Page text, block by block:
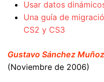
Usar datos
Una guía de
CS2 y CS3
Gustavo Sánchez Muñoz
(Noviembre de 2006)